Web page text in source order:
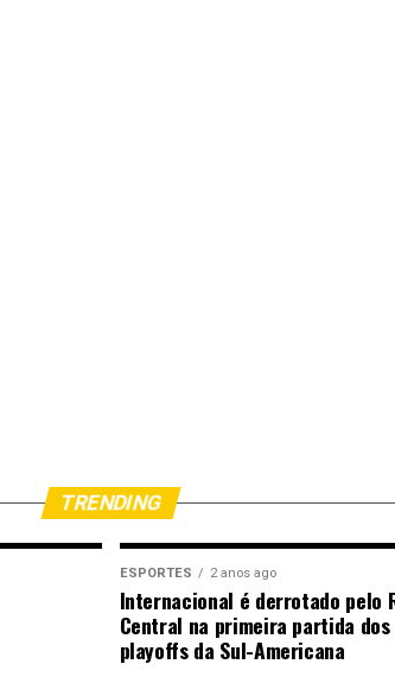
TRENDING
ESPORTES 2 anos ago
Internacional é derrotado pelo
Central na primeira partida dos
playoffs da Sul-Americana